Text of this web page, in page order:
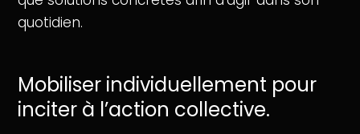
quotidien.
Mobiliser individuellement pour
inciter à l’action collective.